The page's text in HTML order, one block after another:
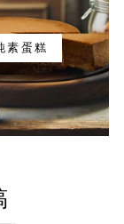
素蛋糕